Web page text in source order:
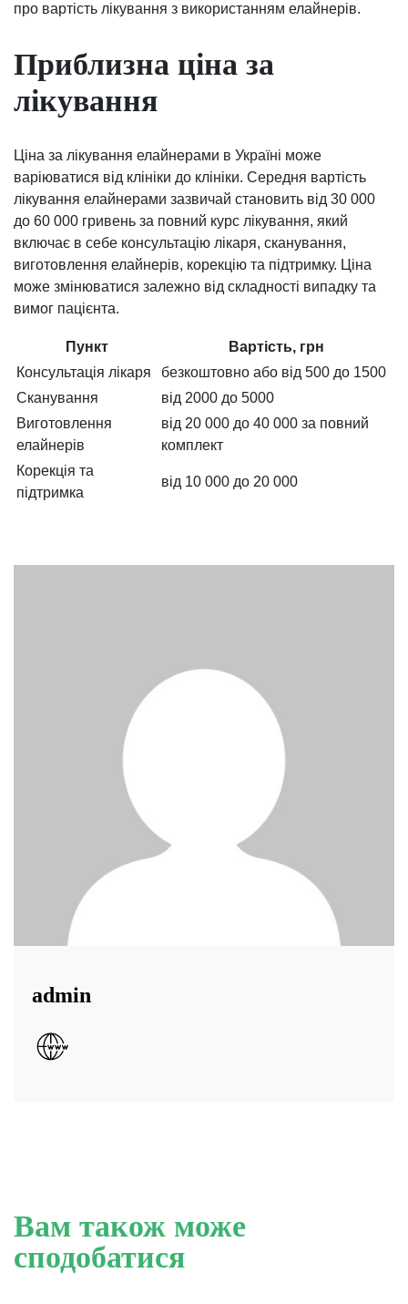
про вартість лікування з використанням елайнерів.
Приблизна ціна за
лікування
Ціна за лікування елайнерами в Україні може
варіюватися від клініки до клініки. Середня вартість
лікування елайнерами зазвичай становить від 30 000
до 60 000 гривень за повний курс лікування, який
включає в себе консультацію лікаря, сканування,
виготовлення елайнерів, корекцію та підтримку. Ціна
може змінюватися залежно від складності випадку та
вимог пацієнта.
Пункт
Вартість, грн
Консультація лікаря
безкоштовно або від 500 до 1500
Сканування
від 2000 до 5000
Виготовлення
елайнерів
від 20 000 до 40 000 за повний
комплект
Корекція та
підтримка
від 10 000 до 20 000
admin
Вам також може
сподобатися